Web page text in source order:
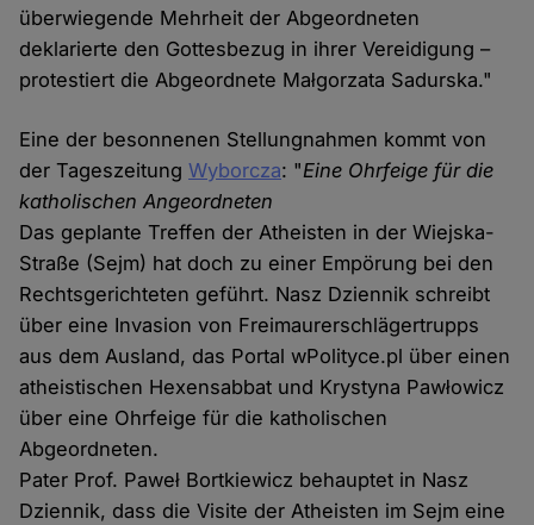
überwiegende Mehrheit der Abgeordneten
deklarierte den Gottesbezug in ihrer Vereidigung –
protestiert die Abgeordnete Małgorzata Sadurska."
Eine der besonnenen Stellungnahmen kommt von
der TageszeitungWyborcza: "Eine Ohrfeige für die
katholischen Angeordneten
Das geplante Treffen der Atheisten in der Wiejska-
Straße (Sejm) hat doch zu einer Empörung bei den
Rechtsgerichteten geführt. Nasz Dziennik schreibt
über eine Invasion von Freimaurerschlägertrupps
aus dem Ausland, das Portal wPolityce.pl über einen
atheistischen Hexensabbat und Krystyna Pawłowicz
über eine Ohrfeige für die katholischen
Abgeordneten.
Pater Prof. Paweł Bortkiewicz behauptet in Nasz
Dziennik, dass die Visite der Atheisten im Sejm eine